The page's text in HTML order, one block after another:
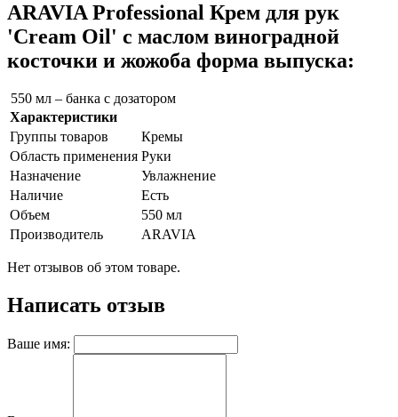
ARAVIA Professional Крем для рук
'Cream Oil' с маслом виноградной
косточки и жожоба форма выпуска:
550 мл – банка с дозатором
Характеристики
Группы товаров
Кремы
Область применения Руки
Назначение
Увлажнение
Наличие
Есть
Объем
550 мл
Производитель
ARAVIA
Нет отзывов об этом товаре.
Написать отзыв
Ваше имя: